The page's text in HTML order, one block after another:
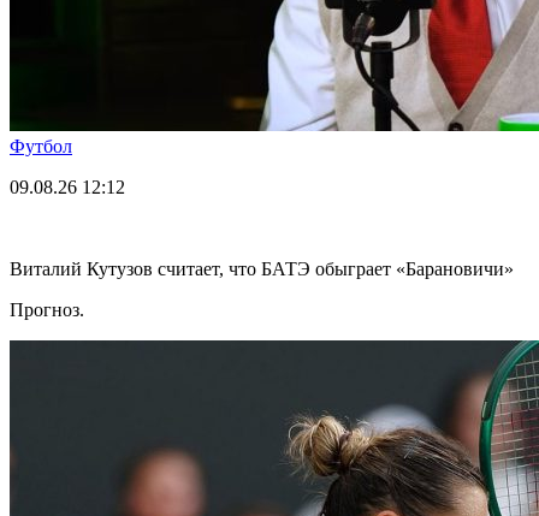
Футбол
09.08.26 12:12
Виталий Кутузов считает, что БАТЭ обыграет «Барановичи»
Прогноз.